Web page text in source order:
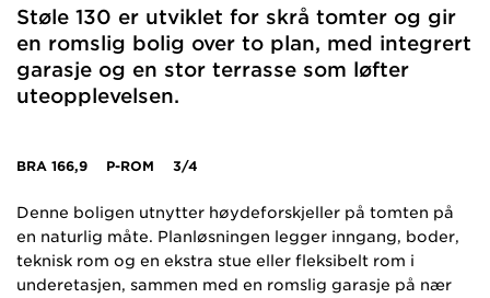
Støle 130 er utviklet for skrå tomter og gir
en romslig bolig over to plan, med integrert
garasje og en stor terrasse som løfter
uteopplevelsen.
BRA 166,9 P-ROM 3/4
Denne boligen utnytter høydeforskjeller på tomten på
en naturlig måte. Planløsningen legger inngang, boder,
teknisk rom og en ekstra stue eller fleksibelt rom i
underetasjen, sammen med en romslig garasje på nær